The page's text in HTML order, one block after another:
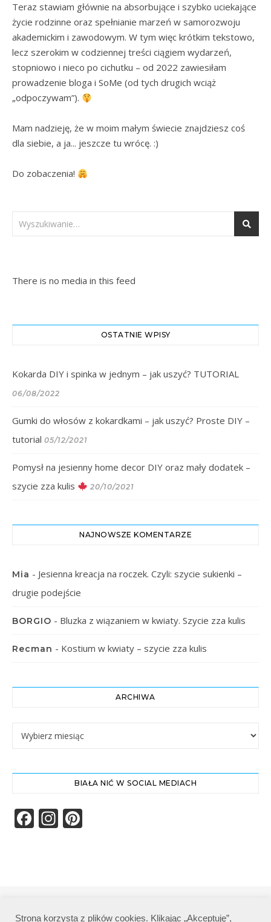
Teraz stawiam głównie na absorbujące i szybko uciekające
życie rodzinne oraz spełnianie marzeń w samorozwoju
akademickim i zawodowym. W tym więc krótkim tekstowo,
lecz szerokim w codziennej treści ciągiem wydarzeń,
stopniowo i nieco po cichutku – od 2022 zawiesiłam
prowadzenie bloga i SoMe (od tych drugich wciąż
„odpoczywam”).
Mam nadzieję, że w moim małym świecie znajdziesz coś
dla siebie, a ja... jeszcze tu wrócę. :)
Do zobaczenia!
There is no media in this feed
OSTATNIE WPISY
Kokarda DIY i spinka w jednym – jak uszyć? TUTORIAL
06/08/2022
Gumki do włosów z kokardkami – jak uszyć? Proste DIY –
tutorial 05/12/2021
Pomysł na jesienny home decor DIY oraz mały dodatek –
szycie zza kulis
20/10/2021
NAJNOWSZE KOMENTARZE
Mia - Jesienna kreacja na roczek. Czyli: szycie sukienki –
drugie podejście
BORGIO - Bluzka z wiązaniem w kwiaty. Szycie zza kulis
Recman - Kostium w kwiaty – szycie zza kulis
ARCHIWA
Archiwa
BIAŁA NIĆ W SOCIAL MEDIACH
Facebook
Instagram
Strona korzysta z plików cookies. Klikając „Akceptuję”,